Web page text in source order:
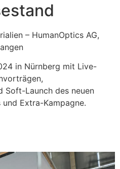
– HumanOptics AG,
in Nürnberg mit Live-
Soft-Launch des neuen
Extra-Kampagne.